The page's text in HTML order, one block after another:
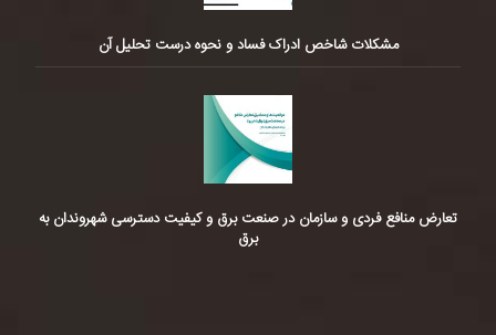
مشکلات شاخص ادراک فساد و نحوه درست تحلیل آن
تعارض منافع فردی و سازمان در صنعت برق و کیفیت دسترسی شهروندان به
برق